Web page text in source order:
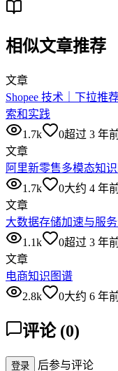
相似文章推荐
文章
Shopee 技术｜下拉推
索和实践
1.7k
0超过 3 年
文章
阿里新零售多模态知
1.7k
0大约 4 年
文章
大数据存储加速与服
1.1k
0超过 3 年
文章
电商知识图谱
2.8k
0大约 6 年
评论 (0)
登录 后参与评论